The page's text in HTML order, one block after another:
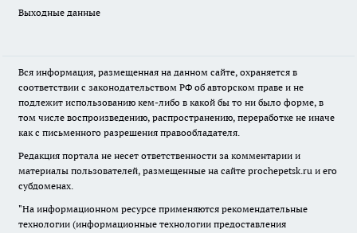
Выходные данные
Вся информация, размещенная на данном сайте, охраняется в
соответствии с законодательством РФ об авторском праве и не
подлежит использованию кем-либо в какой бы то ни было форме, в
том числе воспроизведению, распространению, переработке не иначе
как с письменного разрешения правообладателя.
Редакция портала не несет ответственности за комментарии и
материалы пользователей, размещенные на сайте prochepetsk.ru и его
субдоменах.
"На информационном ресурсе применяются рекомендательные
технологии (информационные технологии предоставления